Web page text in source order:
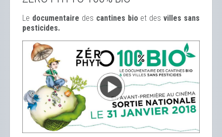
Le documentaire des cantines bio et desvilles sans
pesticides.